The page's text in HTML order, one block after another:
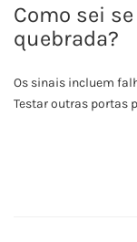
Como sei
quebrada?
Os sinais incluem
Testar outras portas